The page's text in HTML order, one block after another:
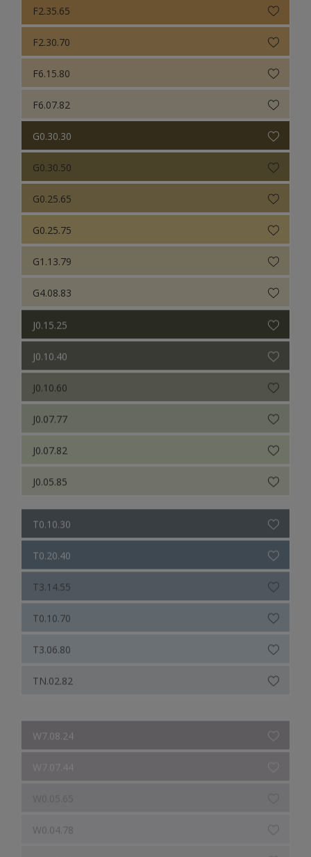
F2.35.65
F2.30.70
F6.15.80
F6.07.82
G0.30.30
G0.30.50
G0.25.65
G0.25.75
G1.13.79
G4.08.83
J0.15.25
J0.10.40
J0.10.60
J0.07.77
J0.07.82
J0.05.85
T0.10.30
T0.20.40
T3.14.55
T0.10.70
W7.07.44
W0.05.65
W0.04.78
W1.03.81